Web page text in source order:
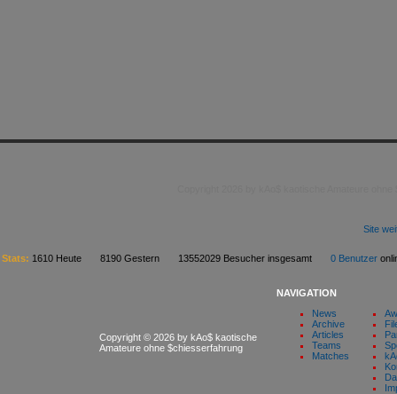
Site
Stats: 1610 Heute 8190 Gestern 13552029 Besucher insgesamt 0 Benutzer
Copyright © 2026 by kAo$ kaotische
Amateure ohne $chiesserfahrung
NAVIGATION
News
Archive
Articles
Teams
Matches